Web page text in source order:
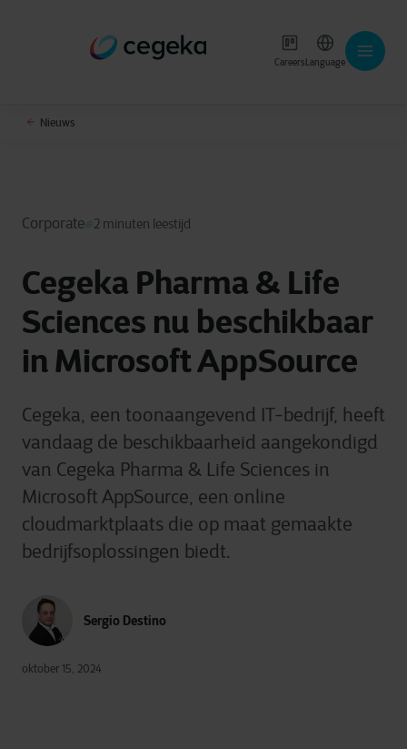
CareersLanguage
Nieuws
Corporate 2 minuten leestijd
Cegeka Pharma & Life
Sciences nu beschikbaar
in Microsoft AppSource
Cegeka, een toonaangevend IT-bedrijf, heeft
vandaag de beschikbaarheid aangekondigd
van Cegeka Pharma & Life Sciences in
Microsoft AppSource, een online
cloudmarktplaats die op maat gemaakte
bedrijfsoplossingen biedt.
Sergio Destino
oktober 15, 2024